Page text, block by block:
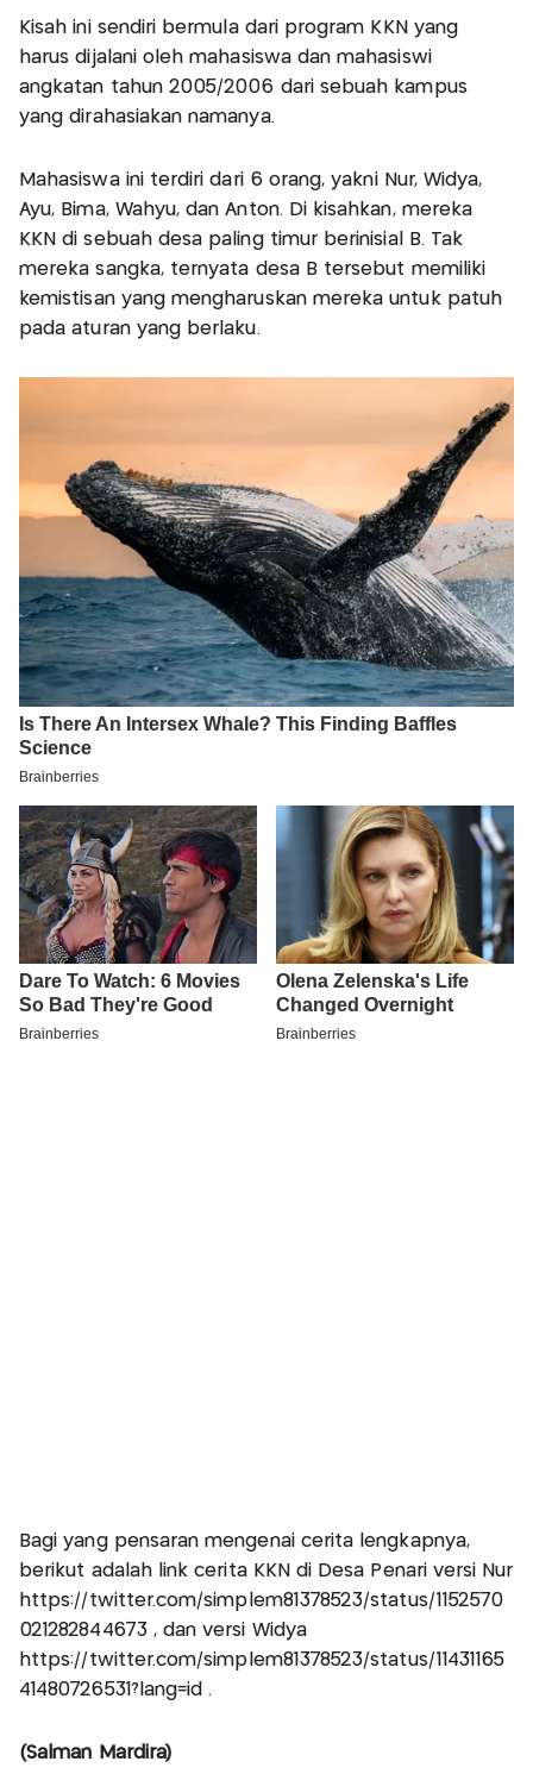
Kisah ini sendiri bermula dari program KKN yang
harus dijalani oleh mahasiswa dan mahasiswi
angkatan tahun 2005/2006 dari sebuah kampus
yang dirahasiakan namanya.
Mahasiswa ini terdiri dari 6 orang, yakni Nur, Widya,
Ayu, Bima, Wahyu, dan Anton. Di kisahkan, mereka
KKN di sebuah desa paling timur berinisial B. Tak
mereka sangka, ternyata desa B tersebut memiliki
kemistisan yang mengharuskan mereka untuk patuh
pada aturan yang berlaku.
Bagi yang pensaran mengenai cerita lengkapnya,
berikut adalah link cerita KKN di Desa Penari versi Nur
https://twitter.com/simplem81378523/status/1152570
021282844673 , dan versi Widya
https://twitter.com/simplem81378523/status/11431165
41480726531?lang=id .
(Salman Mardira)